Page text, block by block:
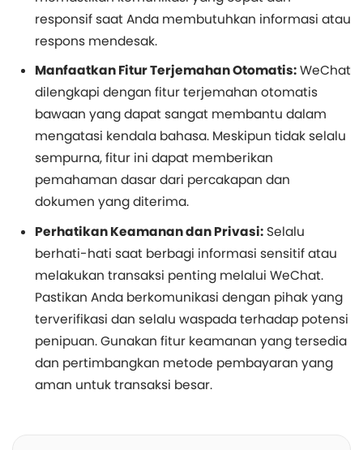
responsif saat Anda membutuhkan informasi atau
respons mendesak.
Manfaatkan Fitur Terjemahan Otomatis:WeChat
dilengkapi dengan fitur terjemahan otomatis
bawaan yang dapat sangat membantu dalam
mengatasi kendala bahasa. Meskipun tidak selalu
sempurna, fitur ini dapat memberikan
pemahaman dasar dari percakapan dan
dokumen yang diterima.
Perhatikan Keamanan dan Privasi: Selalu
berhati-hati saat berbagi informasi sensitif atau
melakukan transaksi penting melalui WeChat.
Pastikan Anda berkomunikasi dengan pihak yang
terverifikasi dan selalu waspada terhadap potensi
penipuan. Gunakan fitur keamanan yang tersedia
dan pertimbangkan metode pembayaran yang
aman untuk transaksi besar.